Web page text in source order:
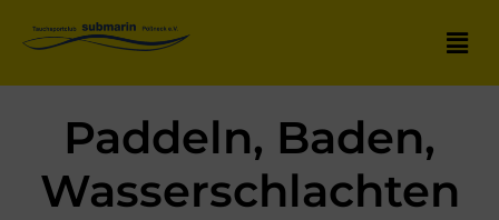
Paddeln, Baden,
Wasserschlachten